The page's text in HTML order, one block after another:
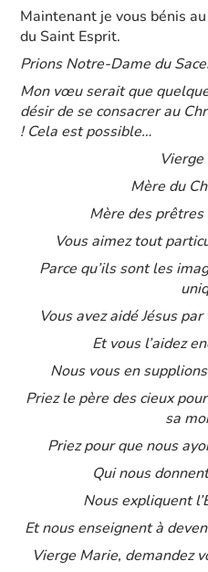
Maintenant je vous bénis
du Saint Esprit.
Prions Notre-Dame du
Mon vœu serait que
désir de se consacrer au
! Cela est possible…
Mère du
Mère des
Vous aimez tout
Parce qu’ils sont les
Vous avez aidé Jésus
Et vous l’aidez
Nous vous en
Priez le père des cieux
sa
Priez pour que nous
Qui nous
Nous expliquent
Et nous enseignent à
Vierge Marie, demandez